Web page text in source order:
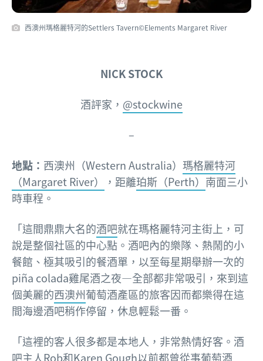
西澳州瑪格麗特河的Settlers Tavern©Elements Margaret River
NICK STOCK
酒評家， @stockwine
–
地點： 西澳州（Western Australia） 瑪格麗特河
（Margaret River）
，距離珀斯（Perth） 南面三小
時車程。
「這間鼎鼎大名的酒吧就在瑪格麗特河主街上，可
說是整個社區的中心點。酒吧內的樂隊、熱鬧的小
餐館、極其吸引的餐酒單，以至每星期舉辦一次的
piña colada雞尾酒之夜—全部都非常吸引，來到這
個美麗的西澳州葡萄酒產區的旅客因而都樂得在這
間海邊酒吧稍作停留，休息輕鬆一番。
「這裡的客人很多都是本地人，非常熱情好客。酒
吧主人Rob和Karen Gough以前都曾從事葡萄酒